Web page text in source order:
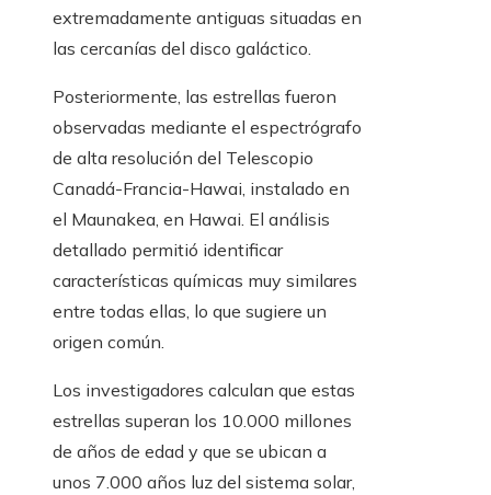
extremadamente antiguas situadas en
las cercanías del disco galáctico.
Posteriormente, las estrellas fueron
observadas mediante el espectrógrafo
de alta resolución del Telescopio
Canadá-Francia-Hawai, instalado en
el Maunakea, en Hawai. El análisis
detallado permitió identificar
características químicas muy similares
entre todas ellas, lo que sugiere un
origen común.
Los investigadores calculan que estas
estrellas superan los 10.000 millones
de años de edad y que se ubican a
unos 7.000 años luz del sistema solar,